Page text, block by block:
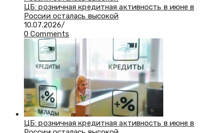
ЦБ: розничная кредитная активность в июне в
России осталась высокой
10.07.2026/
0 Comments
ЦБ: розничная кредитная активность в июне в